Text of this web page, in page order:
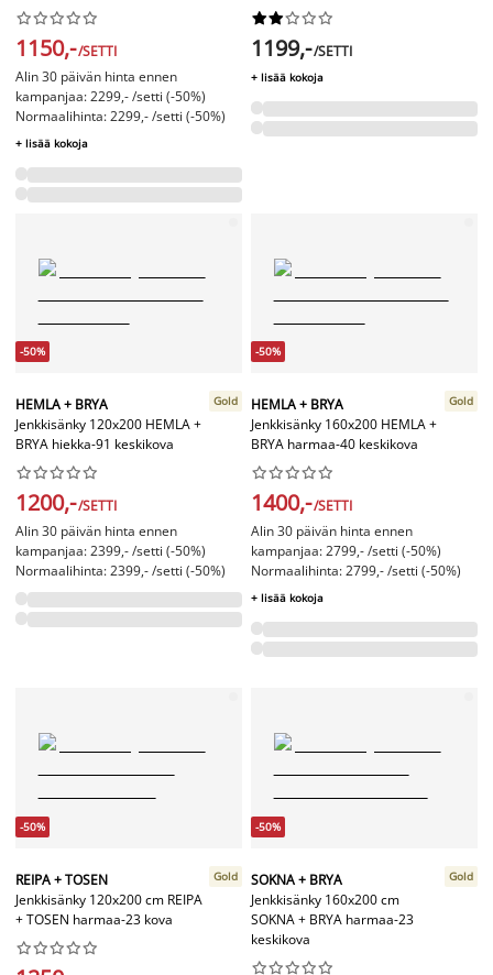






1150,-/SETTI
Alin 30 päivän hinta ennen
kampanjaa: 2299,- /setti (-50%)
Normaalihinta: 2299,- /setti (-50%)
+ lisää kokoja






1199,-/SETTI
+ lisää kokoja
-50%
HEMLA + BRYA
Jenkkisänky 120x200 HEMLA +
BRYA hiekka-91 keskikova
Gold






1200,-/SETTI
Alin 30 päivän hinta ennen
kampanjaa: 2399,- /setti (-50%)
Normaalihinta: 2399,- /setti (-50%)
-50%
HEMLA + BRYA
Jenkkisänky 160x200 HEMLA +
BRYA harmaa-40 keskikova
Gold






1400,-/SETTI
Alin 30 päivän hinta ennen
kampanjaa: 2799,- /setti (-50%)
Normaalihinta: 2799,- /setti (-50%)
+ lisää kokoja
-50%
REIPA + TOSEN
Jenkkisänky 120x200 cm REIPA
+ TOSEN harmaa-23 kova
Gold






-50%
SOKNA + BRYA
Jenkkisänky 160x200 cm
SOKNA + BRYA harmaa-23
keskikova
Gold





